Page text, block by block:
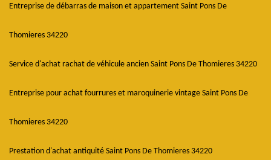
Entreprise de débarras de maison et appartement Saint Pons De
Thomieres 34220
Service d'achat rachat de véhicule ancien Saint Pons De Thomieres 34220
Entreprise pour achat fourrures et maroquinerie vintage Saint Pons De
Thomieres 34220
Prestation d'achat antiquité Saint Pons De Thomieres 34220